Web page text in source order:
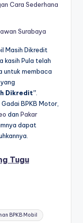
Cara Sederhana
Surabaya
Masih Dikredit
kasih Pula telah
untuk membaca
Dikredit”
BPKB Motor,
dan Pakar
dapat
Tugu
BPKB Mobil